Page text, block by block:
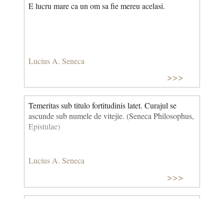
E lucru mare ca un om sa fie mereu acelasi.
Lucius A. Seneca
>>>
Temeritas sub titulo fortitudinis latet. Curajul se
ascunde sub numele de vitejie. (Seneca Philosophus,
Epistulae)
Lucius A. Seneca
>>>